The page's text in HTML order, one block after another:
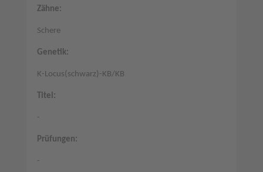
Zähne:
Schere
Genetik:
K-Locus(schwarz)-KB/KB
Titel:
-
Prüfungen:
-